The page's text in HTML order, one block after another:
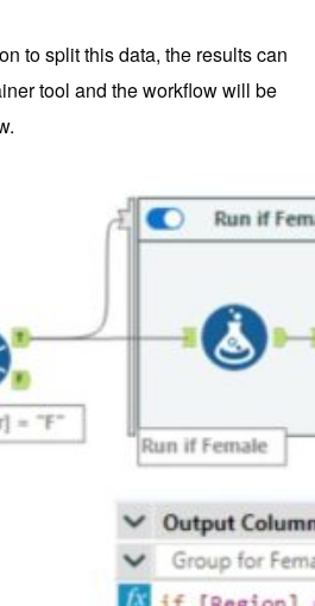
to split this data, the results can
tool and the workflow will be